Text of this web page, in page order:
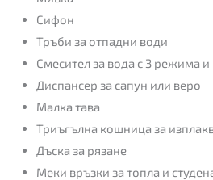
Сифон
Тръби за отпадни води
Смесител за вода с 3 режима
Диспансер за сапун или веро
Малка тава
Триъгълна кошница за
Дъска за рязане
Меки връзки за топла и